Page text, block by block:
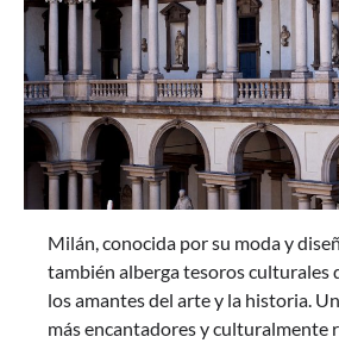
Milán, conocida por su moda y
también alberga tesoros culturales
los amantes del arte y la historia.
más encantadores y culturalmente